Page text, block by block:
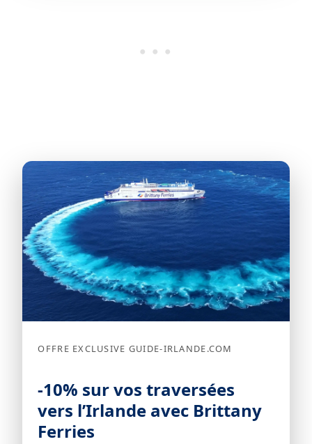
OFFRE EXCLUSIVE GUIDE-IRLANDE.COM
-10% sur vos traversées
vers l’Irlande avec Brittany
Ferries